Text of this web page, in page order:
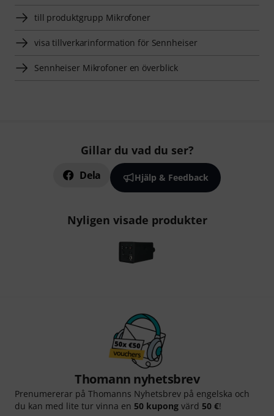
till produktgrupp Mikrofoner
visa tillverkarinformation för Sennheiser
Sennheiser Mikrofoner en överblick
Gillar du vad du ser?
Dela Hjälp & Feedback
Nyligen visade produkter
Thomann nyhetsbrev
Prenumererar på Thomanns Nyhetsbrev på engelska och
du kan med lite tur vinna en 50 kupong värd 50 €!